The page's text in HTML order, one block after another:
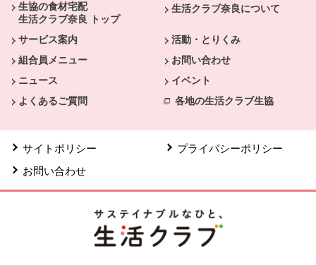
生協の食材宅配
生活クラブ奈良 トップ
生活クラブ奈良について
サービス案内
活動・とりくみ
組合員メニュー
お問い合わせ
ニュース
イベント
よくあるご質問
各地の生活クラブ生協
サイトポリシー
プライバシーポリシー
お問い合わせ